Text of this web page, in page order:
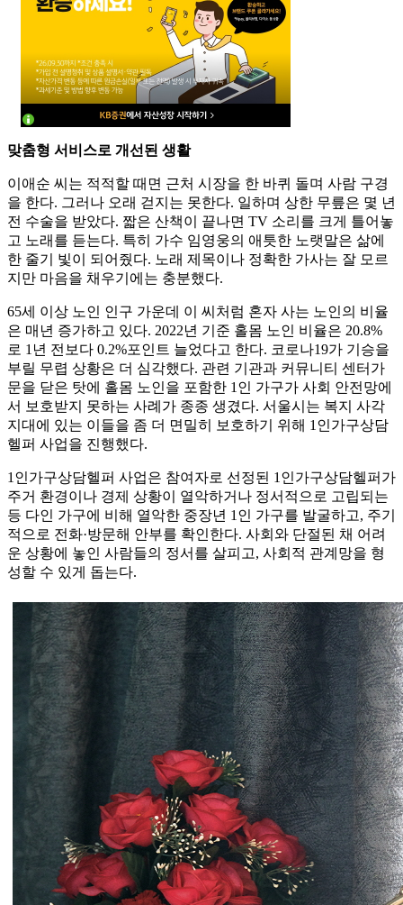
맞춤형 서비스로 개선된 생활
이애순 씨는 적적할 때면 근처 시장을 한 바퀴 돌며 사람 구경
을 한다. 그러나 오래 걷지는 못한다. 일하며 상한 무릎은 몇 년
전 수술을 받았다. 짧은 산책이 끝나면 TV 소리를 크게 틀어놓
고 노래를 듣는다. 특히 가수 임영웅의 애틋한 노랫말은 삶에
한 줄기 빛이 되어줬다. 노래 제목이나 정확한 가사는 잘 모르
지만 마음을 채우기에는 충분했다.
65세 이상 노인 인구 가운데 이 씨처럼 혼자 사는 노인의 비율
은 매년 증가하고 있다. 2022년 기준 홀몸 노인 비율은 20.8%
로 1년 전보다 0.2%포인트 늘었다고 한다. 코로나19가 기승을
부릴 무렵 상황은 더 심각했다. 관련 기관과 커뮤니티 센터가
문을 닫은 탓에 홀몸 노인을 포함한 1인 가구가 사회 안전망에
서 보호받지 못하는 사례가 종종 생겼다. 서울시는 복지 사각
지대에 있는 이들을 좀 더 면밀히 보호하기 위해 1인가구상담
헬퍼 사업을 진행했다.
1인가구상담헬퍼 사업은 참여자로 선정된 1인가구상담헬퍼가
주거 환경이나 경제 상황이 열악하거나 정서적으로 고립되는
등 다인 가구에 비해 열악한 중장년 1인 가구를 발굴하고, 주기
적으로 전화·방문해 안부를 확인한다. 사회와 단절된 채 어려
운 상황에 놓인 사람들의 정서를 살피고, 사회적 관계망을 형
성할 수 있게 돕는다.